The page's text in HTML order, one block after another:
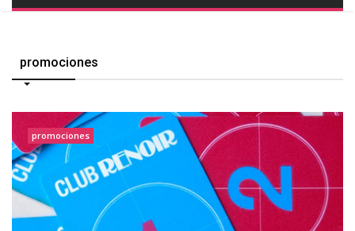
promociones
promociones